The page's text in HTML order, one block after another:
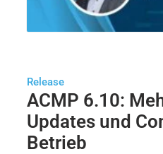
Release
ACMP 6.10:
Updates und
Betrieb